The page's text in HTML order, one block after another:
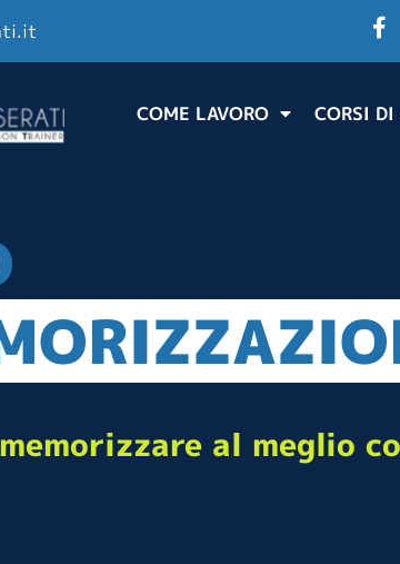
COME LAVORO CORSI
al meglio